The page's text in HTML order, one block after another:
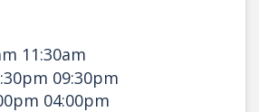
11:30am
09:30pm
04:00pm